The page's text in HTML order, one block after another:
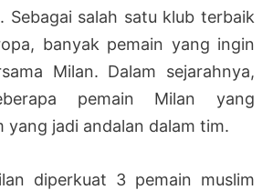
Sebagai salah satu klub terbaik
banyak pemain yang ingin
Milan. Dalam sejarahnya,
pemain Milan yang
yang jadi andalan dalam tim.
diperkuat 3 pemain muslim